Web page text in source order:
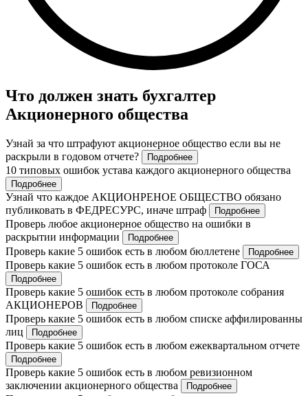
Что должен знать бухгалтер
Акционерного общества
Узнай за что штрафуют акционерное общество если вы не
раскрыли в годовом отчете?
Подробнее
10 типовых ошибок устава каждого акционерного общества
Подробнее
Узнай что каждое АКЦИОНРЕНОЕ ОБЩЕСТВО обязано
публиковать в ФЕДРЕСУРС, иначе штраф
Подробнее
Проверь любое акционерное общество на ошибки в
раскрытии информации
Подробнее
Проверь какие 5 ошибок есть в любом бюллетене Подробнее
Проверь какие 5 ошибок есть в любом протоколе ГОСА
Подробнее
Проверь какие 5 ошибок есть в любом протоколе собрания
АКЦИОНЕРОВ
Подробнее
Проверь какие 5 ошибок есть в любом списке аффилированны
лиц
Подробнее
Проверь какие 5 ошибок есть в любом ежеквартальном отчете
Подробнее
Проверь какие 5 ошибок есть в любом ревизионном
заключении акционерного общества
Подробнее